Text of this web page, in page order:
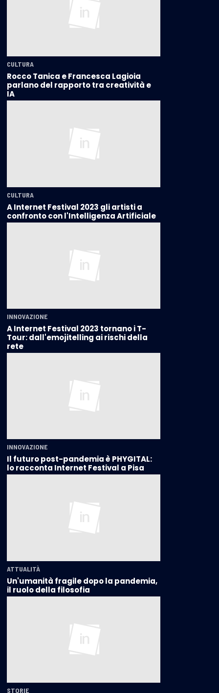
CULTURA
Rocco Tanica e Francesca Lagioia
parlano del rapporto tra creatività e
IA
CULTURA
A Internet Festival 2023 gli artisti a
confronto con l'Intelligenza Artificiale
INNOVAZIONE
A Internet Festival 2023 tornano i T-
Tour: dall'emojitelling ai rischi della
rete
INNOVAZIONE
Il futuro post-pandemia è PHYGITAL:
lo racconta Internet Festival a Pisa
ATTUALITÀ
Un'umanità fragile dopo la pandemia,
il ruolo della filosofia
STORIE